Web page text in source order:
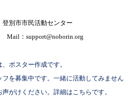
別市市民活動センター
Mail ： support@noborin.org
ポスター作成です。
を募集中です。一緒に活動してみません
がけください。詳細はこちらです。